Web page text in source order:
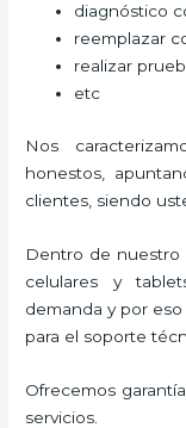
diagnóstico
reemplazar
realizar
etc
Nos
honestos,
clientes, siendo
Dentro de nuestro
celulares y
demanda y por
para el soporte
Ofrecemos
servicios.